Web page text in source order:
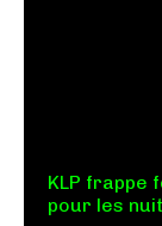
KLP frappe
pour les